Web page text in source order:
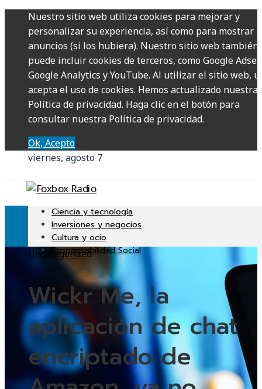
Nuestro sitio web utiliza cookies para mejorar y
personalizar su experiencia, así como para mostrar
anuncios (si los hubiera). Nuestro sitio web también
puede incluir cookies de terceros, como Google
Google Analytics y YouTube. Al utilizar el sitio web,
acepta el uso de cookies. Hemos actualizado nuestra
Política de privacidad. Haga clic en el botón para
consultar nuestra Política de privacidad.
Ok, Acepto
viernes, agosto 7
Ciencia y tecnología
Inversiones y negocios
Cultura y ocio
Responsabilidad Social
Uncategorized
Wickr Me, la
aplicación de chat
encriptado de